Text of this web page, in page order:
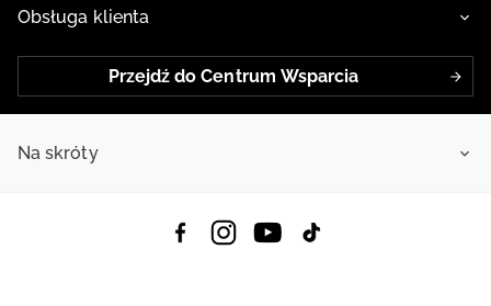
Obsługa klienta
Przejdź do Centrum Wsparcia
Na skróty